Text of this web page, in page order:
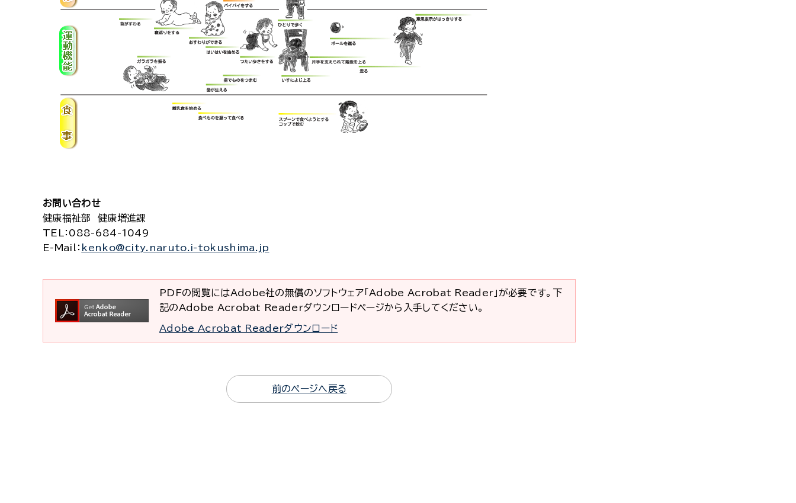
お問い合わせ
健康福祉部 健康増進課
TEL
：088-684-1049
E-Mail
： kenko@city.naruto.i-tokushima.jp
PDFの閲覧にはAdobe社の無償のソフトウェア「Adobe Acrobat Reader」が必要です。下
記のAdobe Acrobat Readerダウンロードページから入手してください。
Adobe Acrobat Readerダウンロード
前のページへ戻る